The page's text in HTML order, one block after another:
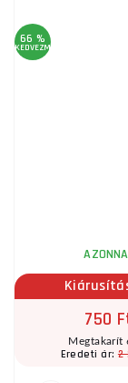
66 %
KEDVEZMÉNY
750
Megtakarít
Eredeti ár:2